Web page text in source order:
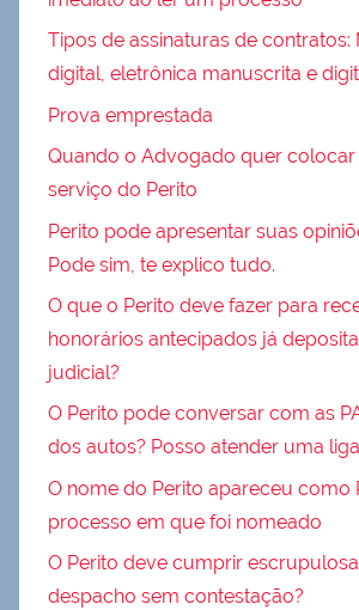
Tipos de assinaturas de contratos:
digital, eletrônica manuscrita e
Prova emprestada
Quando o Advogado quer
serviço do Perito
Perito pode apresentar suas
Pode sim, te explico tudo.
O que o Perito deve fazer para
honorários antecipados já
judicial?
O Perito pode conversar com as
dos autos? Posso atender uma
O nome do Perito apareceu como
processo em que foi nomeado
O Perito deve cumprir
despacho sem contestação?